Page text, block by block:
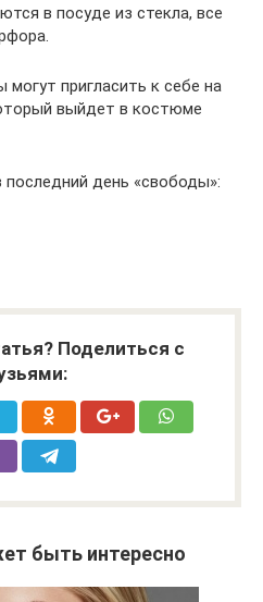
в посуде из стекла, все
пригласить к себе на
выйдет в костюме
день «свободы»:
Поделиться с
быть интересно